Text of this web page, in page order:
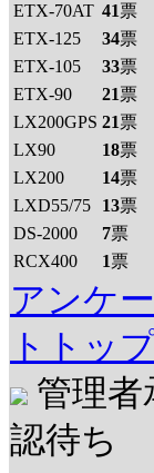
ETX-70AT 41票
ETX-125
34票
ETX-105
33票
ETX-90
21票
LX200GPS 21票
LX90
18票
LX200
14票
LXD55/75
13票
DS-2000
7票
RCX400
1票
アンケー
トトッ
管理者
認待ち